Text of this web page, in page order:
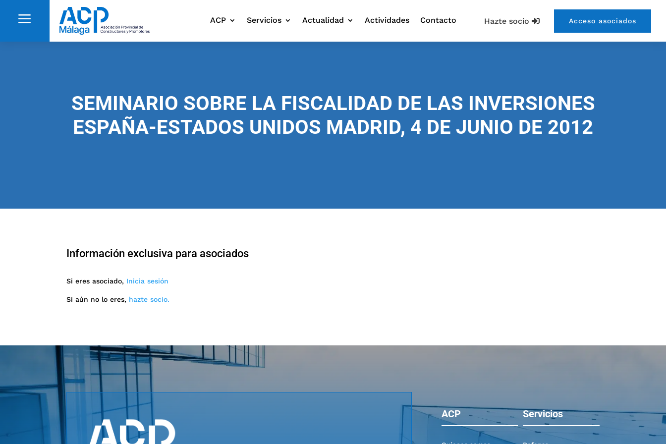
a Hazte socio Acceso asociados
ACP Servicios Actualidad Actividades Contacto
SEMINARIO SOBRE LA FISCALIDAD DE LAS INVERSIONES
ESPAÑA-ESTADOS UNIDOS MADRID, 4 DE JUNIO DE 2012
Información exclusiva para asociados
Si eres asociado, Inicia sesión
Si aún no lo eres, hazte socio.
ACP Servicios